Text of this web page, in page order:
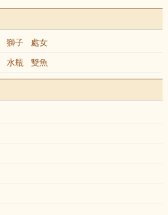
獅子 處女
水瓶 雙魚